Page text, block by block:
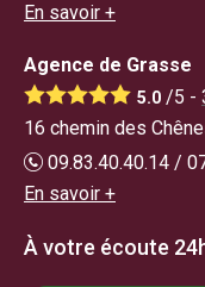
En savoir +
Agence de Grasse
5.0 /5 -
16 chemin des
09.83.40.40.14 /
En savoir +
À votre écoute